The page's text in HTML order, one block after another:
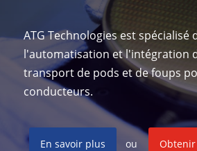
ATG Technologies est spécialisé
l'automatisation et l'intégration
transport de pods et de foups
conducteurs.
En savoir plus ou